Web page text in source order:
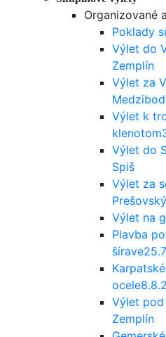
Organizované
Poklady
Výlet do
Zemplín
Výlet za
Výlet k
klenotom
Výlet do
Spiš
Výlet za
Výlet na
Plavba
šírave
ocele
Výlet
Zemplín